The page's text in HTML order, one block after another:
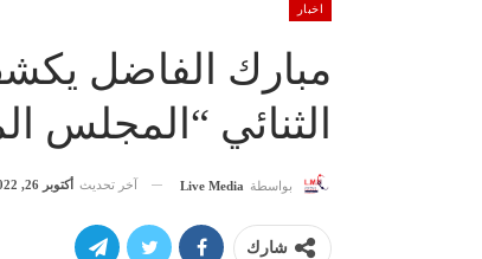
اخبار
مبارك الفاضل
الثنائي “المجلس
بواسطة Live Media آخر تحديث أكتوبر 26, 2022
شارك